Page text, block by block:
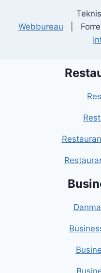
Webbureau |